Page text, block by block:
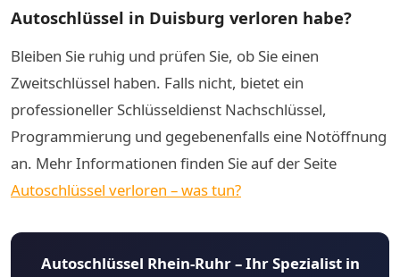
Autoschlüssel in Duisburg verloren habe?
Bleiben Sie ruhig und prüfen Sie, ob Sie einen
Zweitschlüssel haben. Falls nicht, bietet ein
professioneller Schlüsseldienst Nachschlüssel,
Programmierung und gegebenenfalls eine Notöffnung
an. Mehr Informationen finden Sie auf der Seite
Autoschlüssel verloren – was tun?
Autoschlüssel Rhein-Ruhr – Ihr Spezialist in